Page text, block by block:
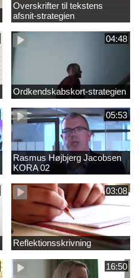
Overskrifter til tekstens
afsnit-strategien
04:48
Ordkendskabskort-strategien
05:53
Rasmus Højbjerg Jacobsen
KORA 02
03:08
Reflektionsskrivning
16:50